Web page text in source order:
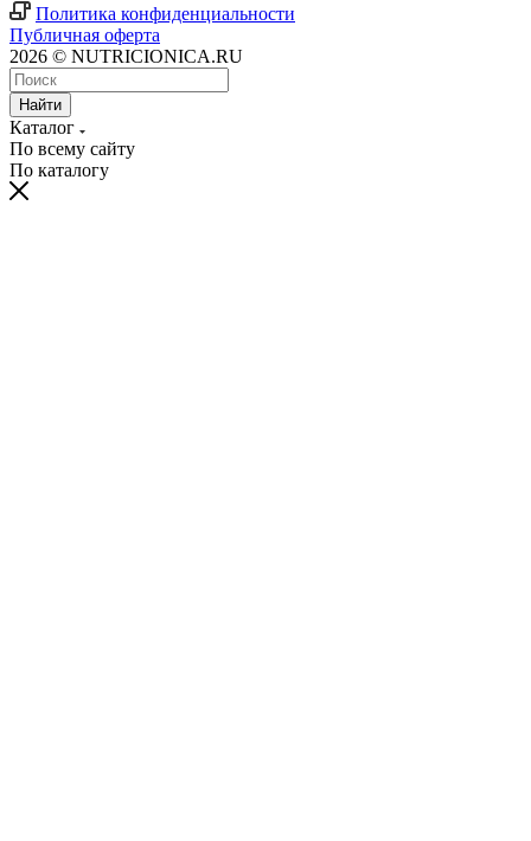
Политика конфиденциальности
Публичная оферта
2026 © NUTRICIONICA.RU
Найти
Каталог
По всему сайту
По каталогу